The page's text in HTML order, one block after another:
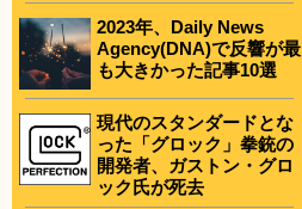
2023年、Daily News
Agency(DNA)で反響が最
も大きかった記事10選
現代のスタンダードとな
った「グロック」拳銃の
開発者、ガストン・グロ
ック氏が死去